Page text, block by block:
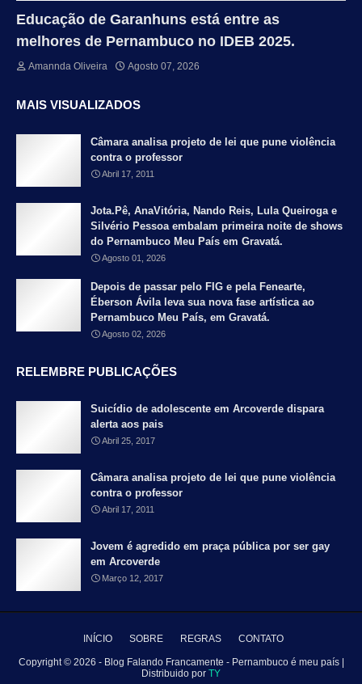
Educação de Garanhuns está entre as
melhores de Pernambuco no IDEB 2025.
Amannda Oliveira Agosto 07, 2026
MAIS VISUALIZADOS
Câmara analisa projeto de lei que pune violência
contra o professor
Abril 17, 2011
Jota.Pê, AnaVitória, Nando Reis, Lula Queiroga e
Silvério Pessoa embalam primeira noite de shows
do Pernambuco Meu País em Gravatá.
Agosto 01, 2026
Depois de passar pelo FIG e pela Fenearte,
Éberson Ávila leva sua nova fase artística ao
Pernambuco Meu País, em Gravatá.
Agosto 02, 2026
RELEMBRE PUBLICAÇÕES
Suicídio de adolescente em Arcoverde dispara
alerta aos pais
Abril 25, 2017
Câmara analisa projeto de lei que pune violência
contra o professor
Abril 17, 2011
Jovem é agredido em praça pública por ser gay
em Arcoverde
Março 12, 2017
INÍCIO SOBRE REGRAS CONTATO
Copyright © 2026 - Blog Falando Francamente - Pernambuco é meu país |
Distribuido por TY